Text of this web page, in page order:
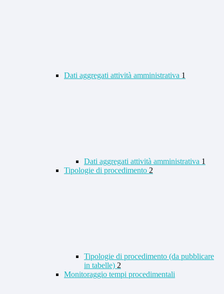
Dati aggregati attività amministrativa 1
Dati aggregati attività amministrativa 1
Tipologie di procedimento 2
Tipologie di procedimento (da pubblicare
in tabelle) 2
Monitoraggio tempi procedimentali